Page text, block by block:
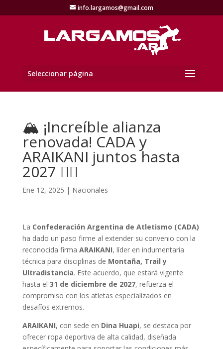
info.largamos@gmail.com
Seleccionar página
🏔️ ¡Increíble alianza
renovada! CADA y
ARAIKANI juntos hasta
2027 🏃‍♂️
Ene 12, 2025 | Nacionales
La Confederación Argentina de Atletismo (CADA)
ha dado un paso firme al extender su convenio con la
reconocida firma ARAIKANI, líder en indumentaria
técnica para disciplinas de Montaña, Trail y
Ultradistancia. Este acuerdo, que estará vigente
hasta el 31 de diciembre de 2027, refuerza el
compromiso con los atletas especializados en
desafíos extremos.
ARAIKANI, con sede en Dina Huapi, se destaca por
ofrecer ropa deportiva de alta calidad, diseñada